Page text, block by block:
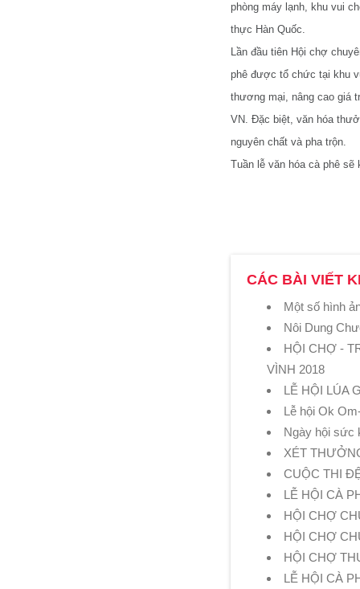
phòng máy lạnh, khu vui
thực Hàn Quốc.
Lần đầu tiên Hội chợ
phê được tổ chức tại khu
thương mại, nâng cao giá
VN. Đặc biệt, văn hóa
nguyên chất và pha trộn.
Tuần lễ văn hóa cà phê sẽ
CÁC BÀI VIẾT
Một số hình
Nôi Dung
HỘI CHỢ -
VÌNH 2018
LỄ HỘI LÚA
Lễ hội Ok
Ngày hội sức
XÉT
CUỘC THI
LỄ HỘI CÀ
HỘI CHỢ
HỘI CHỢ
HỘI CHỢ
LỄ HỘI CÀ